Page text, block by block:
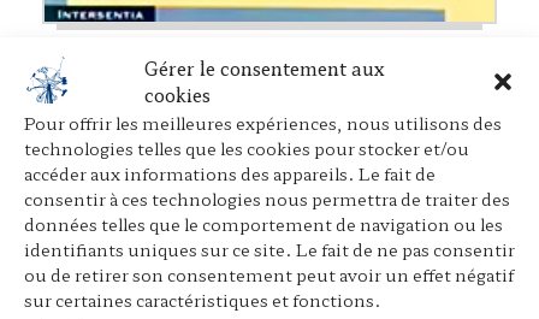
Gérer le consentement aux
cookies
Pour offrir les meilleures expériences, nous utilisons des
technologies telles que les cookies pour stocker et/ou
accéder aux informations des appareils. Le fait de
consentir à ces technologies nous permettra de traiter des
données telles que le comportement de navigation ou les
identifiants uniques sur ce site. Le fait de ne pas consentir
ou de retirer son consentement peut avoir un effet négatif
sur certaines caractéristiques et fonctions.
La mise en œuvre du Corpus Juris dans les
États membres. Volume II
Avec John A. E. Vervaele,